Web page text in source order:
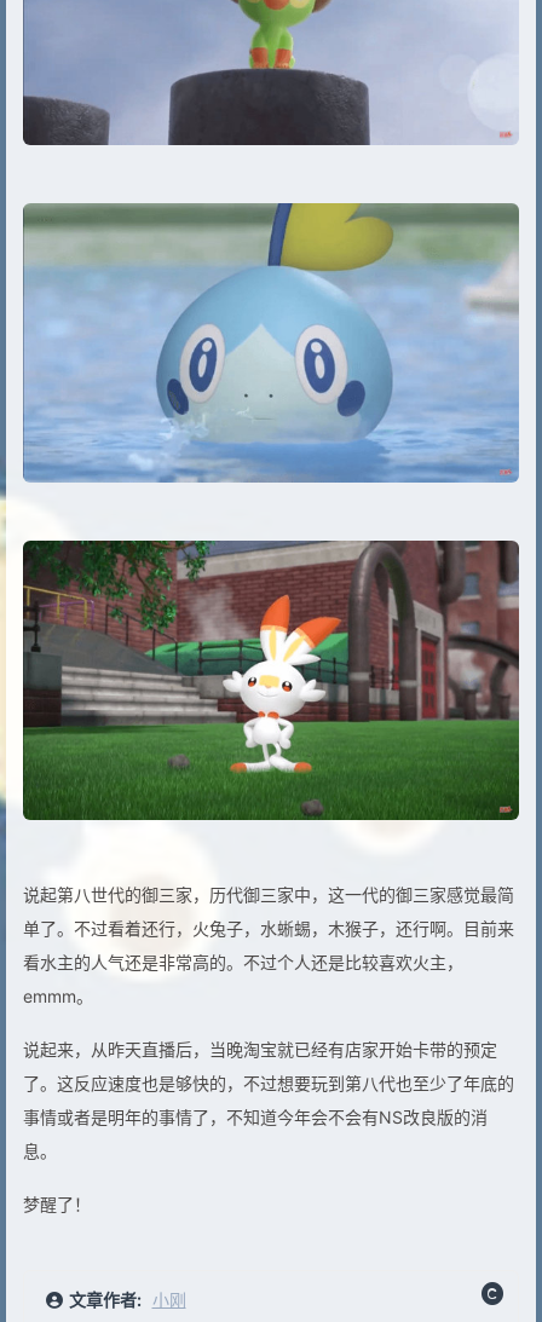
说起第八世代的御三家，历代御三家中，这一代的御三家感觉最简
单了。不过看着还行，火兔子，水蜥蜴，木猴子，还行啊。目前来
看水主的人气还是非常高的。不过个人还是比较喜欢火主，
emmm。
说起来，从昨天直播后，当晚淘宝就已经有店家开始卡带的预定
了。这反应速度也是够快的，不过想要玩到第八代也至少了年底的
事情或者是明年的事情了，不知道今年会不会有NS改良版的消
息。
梦醒了！
文章作者: 小刚